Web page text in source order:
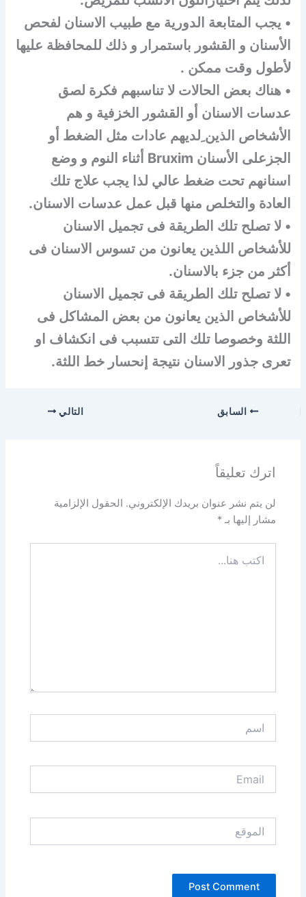
• يجب المتابعة الدورية مع طبيب الاسنان لفحص
الأسنان و القشور باستمرار و ذلك للمحافظة عليها
لأطول وقت ممكن .
• هناك بعض الحالات لا تناسبهم فكرة لصق
عدسات الاسنان أو القشور الخزفية و هم
الأشخاص الذين ِلديهم عادات مثل الضغط أو
الجزعلى الأسنان Bruxim أثناء النوم و وضع
اسنانهم تحت ضغط عالي لذا يجب علاج تلك
العادة والتخلص منها قبل عمل عدسات الاسنان.
• لا تصلح تلك الطريقة فى تجميل الاسنان
للأشخاص اللذين يعانون من تسوس الاسنان فى
أكثر من جزء بالاسنان.
• لا تصلح تلك الطريقة فى تجميل الاسنان
للأشخاص الذين يعانون من بعض المشاكل فى
اللثة وخصوصا تلك التى تتسبب فى انكشاف او
تعرى جذور الاسنان نتيجة إنحسار خط اللثة.
السابق التالي
اترك تعليقاً
لن يتم نشر عنوان بريدك الإلكتروني. الحقول الإلزامية
مشار إليها بـ*
هنا...